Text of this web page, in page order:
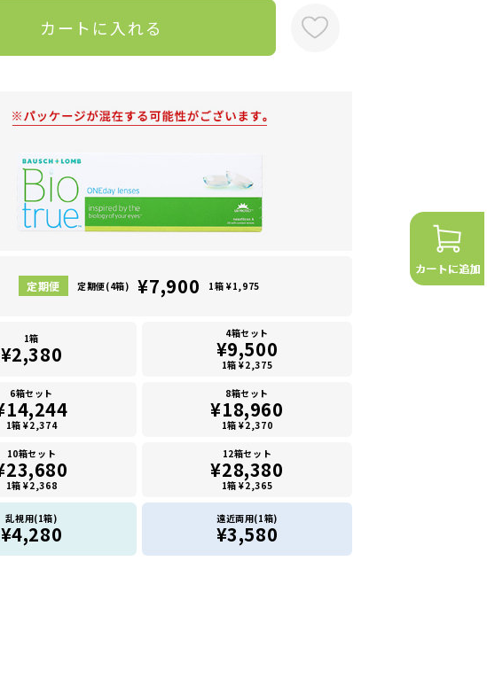
カートに入れる
定期便(4箱) ¥7,900 1箱 ¥1,975
1箱
¥2,380
4箱セット
¥9,500
1箱 ¥2,375
6箱セット
1箱 ¥2,374
8箱セット
¥18,960
1箱 ¥2,370
10箱セット
1箱 ¥2,368
12箱セット
¥28,380
1箱 ¥2,365
乱視用(1箱)
¥4,280
遠近両用(1箱)
¥3,580